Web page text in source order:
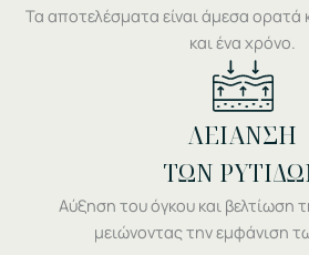
Τα αποτελέσματα είναι άμεσα ορατά
και ένα χρόνο.
ΛΕΙΑΝΣΗ
ΤΩΝ
Αύξηση του όγκου και βελτίωση
μειώνοντας την εμφάνιση